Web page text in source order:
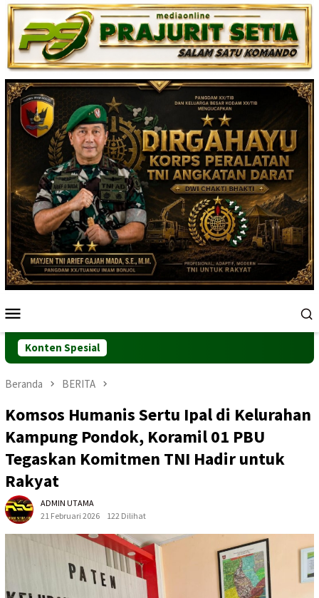
Loncat
ke
konten
Mobile
Konten Spesial
Beranda BERITA
Komsos Humanis Sertu Ipal di Kelurahan
Kampung Pondok, Koramil 01 PBU
Tegaskan Komitmen TNI Hadir untuk
Rakyat
ADMIN UTAMA
21 Februari 2026
122 Dilihat